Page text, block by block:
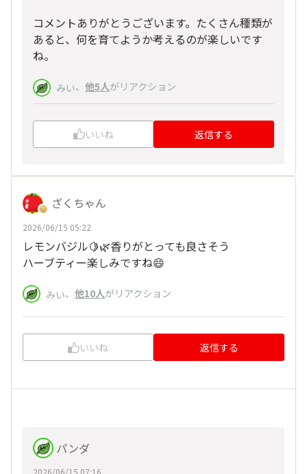
コメントありがとうございます。たくさん種類が
あると、何を育てようか考えるのが楽しいです
ね。
みい、 他5人がリアクション
いいね 返信する
ざくちゃん
2026/06/15 05:22
レモンバジル🍋🌿香りがとっても良さそう
ハーブティー楽しみですね😄
みい、 他10人がリアクション
いいね 返信する
パンダ